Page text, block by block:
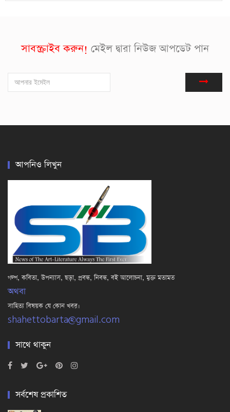
সাবস্ক্রাইব করুন! মেইল দ্বারা নিউজ আপডেট পান
আপনিও লিখুন
গল্প, কবিতা, উপন্যাস, ছড়া, প্রবন্ধ, নিবন্ধ, বই আলোচনা, মুক্ত মতামত
অথবা
সাহিত্য বিষয়ক যে কোন খবর।
shahettobarta@gmail.com
সাথে থাকুন
সর্বশেষ প্রকাশিত